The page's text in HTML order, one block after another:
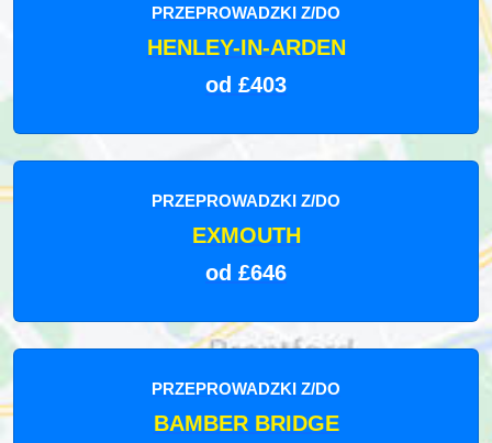
PRZEPROWADZKI Z/DO
HENLEY-IN-ARDEN
od £403
PRZEPROWADZKI Z/DO
EXMOUTH
od £646
PRZEPROWADZKI Z/DO
BAMBER BRIDGE